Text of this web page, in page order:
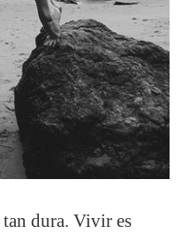
dura. Vivir es